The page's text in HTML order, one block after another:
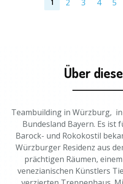
1 2 3 4 5
Über
Teambuilding in Würzburg,
Bundesland Bayern. Es ist
Barock- und Rokokostil
Würzburger Residenz aus
prächtigen Räumen,
venezianischen Künstlers